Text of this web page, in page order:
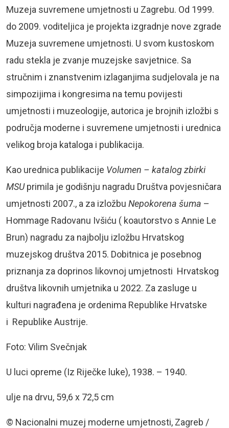
Muzeja suvremene umjetnosti u Zagrebu. Od 1999.
do 2009. voditeljica je projekta izgradnje nove zgrade
Muzeja suvremene umjetnosti. U svom kustoskom
radu stekla je zvanje muzejske savjetnice. Sa
stručnim i znanstvenim izlaganjima sudjelovala je na
simpozijima i kongresima na temu povijesti
umjetnosti i muzeologije, autorica je brojnih izložbi s
područja moderne i suvremene umjetnosti i urednica
velikog broja kataloga i publikacija.
Kao urednica publikacije Volumen – katalog zbirki
MSUprimila je godišnju nagradu Društva povjesničara
umjetnosti 2007., a za izložbu Nepokorena šuma –
Hommage Radovanu Ivšiću ( koautorstvo s Annie Le
Brun) nagradu za najbolju izložbu Hrvatskog
muzejskog društva 2015. Dobitnica je posebnog
priznanja za doprinos likovnoj umjetnosti Hrvatskog
društva likovnih umjetnika u 2022. Za zasluge u
kulturi nagrađena je ordenima Republike Hrvatske
i Republike Austrije.
Foto: Vilim Svečnjak
U luci opreme (Iz Riječke luke), 1938. – 1940.
ulje na drvu, 59,6 x 72,5 cm
© Nacionalni muzej moderne umjetnosti, Zagreb /